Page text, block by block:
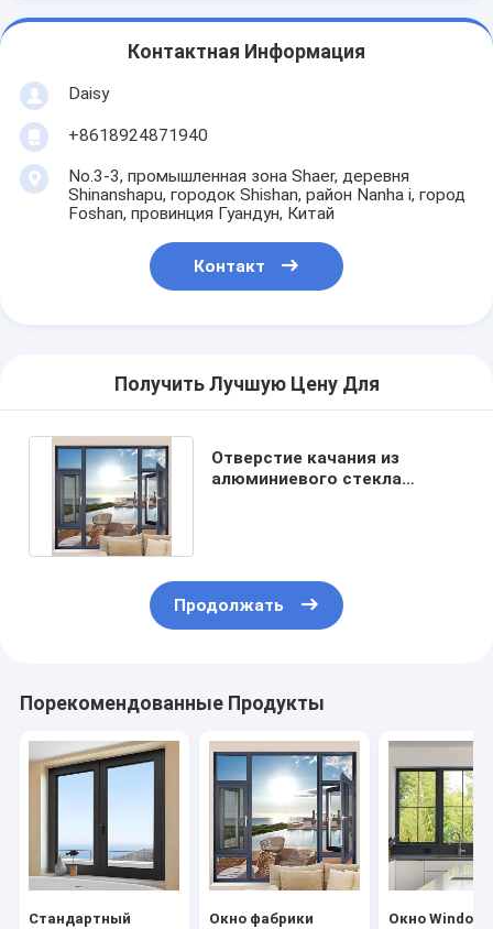
Контактная Информация
Daisy
+8618924871940
No.3-3, промышленная зона Shaer, деревня
Shinanshapu, городок Shishan, район Nanha i, город
Foshan, провинция Гуандун, Китай
Контакт
Получить Лучшую Цену Для
Отверстие качания из
алюминиевого стекла
Продолжать
Порекомендованные Продукты
Стандартный
Окно фабрики
Окно Windows